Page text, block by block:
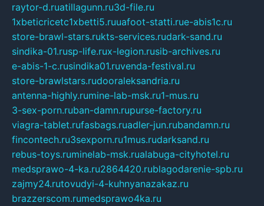
raytor-d.ruatillagunn.ru3d-file.ru
1xbeticricetc1xbetti5.ruuafoot-statti.rue-abis1c.ru
store-brawl-stars.rukts-services.rudark-sand.ru
sindika-01.rusp-life.rux-legion.rusib-archives.ru
e-abis-1-c.rusindika01.ruvenda-festival.ru
store-brawlstars.rudooraleksandria.ru
antenna-highly.rumine-lab-msk.ru1-mus.ru
3-sex-porn.ruban-damn.rupurse-factory.ru
viagra-tablet.rufasbags.ruadler-jun.rubandamn.ru
fincontech.ru3sexporn.ru1mus.rudarksand.ru
rebus-toys.ruminelab-msk.rualabuga-cityhotel.ru
medsprawo-4-ka.ru2864420.rublagodarenie-spb.ru
zajmy24.rutovudyi-4-kuhnyanazakaz.ru
brazzerscom.rumedsprawo4ka.ru